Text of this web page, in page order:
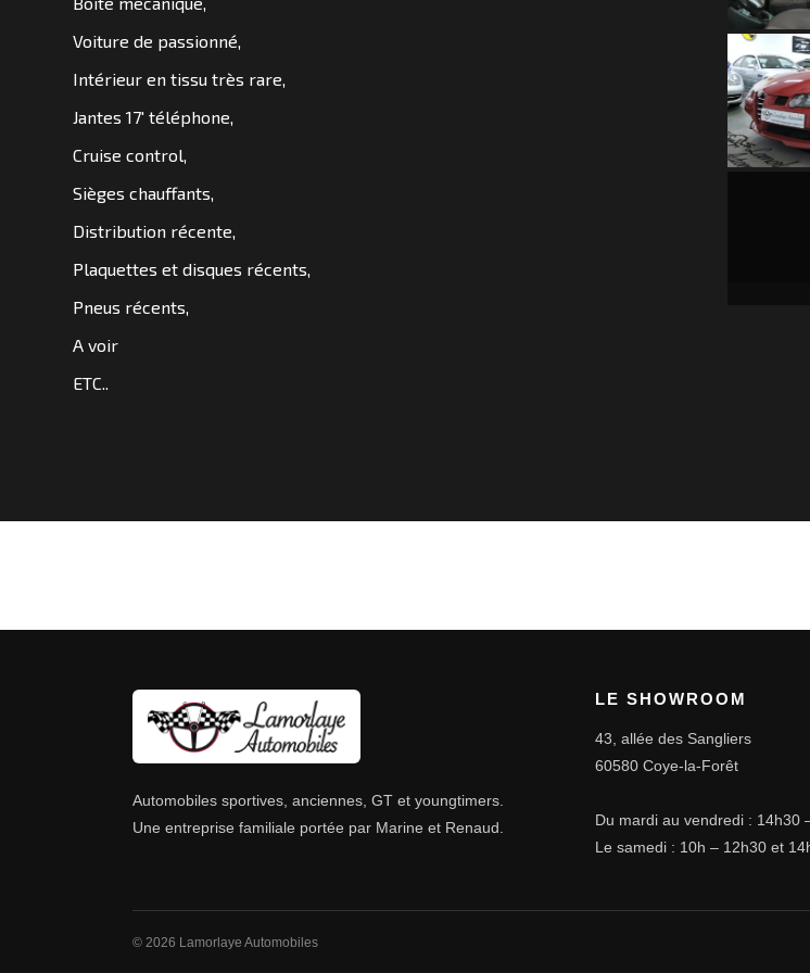
NOUS
?
CONTACT
Voiture de passionné,
Intérieur en tissu très rare,
Jantes 17′ téléphone,
Cruise control,
Sièges chauffants,
Distribution récente,
Plaquettes et disques récents,
Pneus récents,
A voir
ETC..
Automobiles sportives, anciennes, GT et youngtimers.
Une entreprise familiale portée par Marine et Renaud.
LE SHOWROOM
43, allée des Sangliers
60580 Coye-la-Forêt
Du mardi au vendredi : 14h30
Le samedi : 10h – 12h30 et
© 2026 Lamorlaye Automobiles